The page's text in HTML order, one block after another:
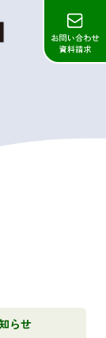
らせ